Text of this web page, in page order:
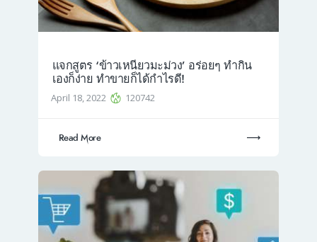
แจกสูตร ‘ข้าวเหนียวมะม่วง’ อร่อยๆ ทำกิน
เองก็ง่าย ทำขายก็ได้กำไรดี!
April 18, 2022 120742
Read More